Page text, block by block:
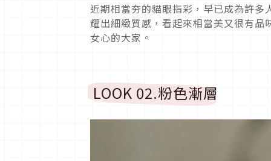
近期相當夯的貓眼指彩，早已成為許
耀出細緻質感，看起來相當美又很有
女心的大家。
LOOK 02.粉色漸層